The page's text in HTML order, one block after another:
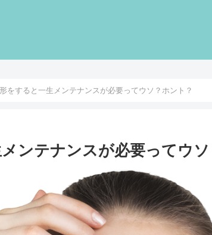
をすると一生メンテナンスが必要ってウソ？ホント？
ンテナンスが必要ってウソ